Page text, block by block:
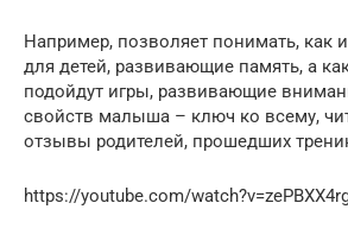
Например, позволяет понимать, как
для детей, развивающие память, а
подойдут игры, развивающие
свойств малыша – ключ ко всему,
отзывы родителей, прошедших
https://youtube.com/